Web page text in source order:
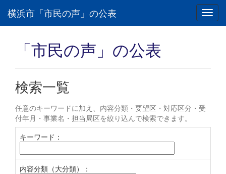
横浜市「市民の声」の公表
「市民の声」の公表
検索一覧
任意のキーワードに加え、内容分類・要望区・対応区分・受
付年月・事業名・担当局区を絞り込んで検索できます。
キーワード：
内容分類（大分類）：